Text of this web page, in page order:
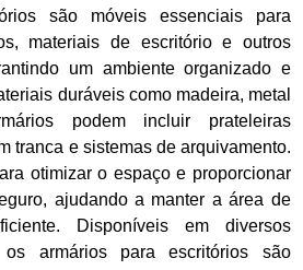
são móveis essenciais para
materiais de escritório e outros
um ambiente organizado e
duráveis como madeira, metal
podem incluir prateleiras
tranca e sistemas de arquivamento.
otimizar o espaço e proporcionar
ajudando a manter a área de
Disponíveis em diversos
armários para escritórios são